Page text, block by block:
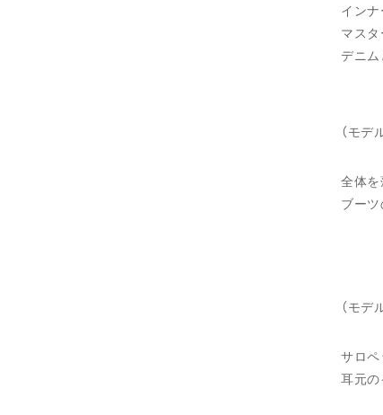
イン
マス
デニ
（モデ
全体
ブー
（モデ
サロ
耳元